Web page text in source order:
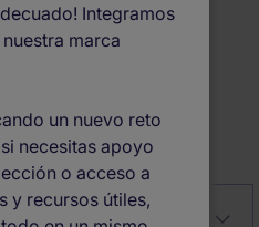
ofertas
España
alerta
Relevancia
Integramos
marca
un nuevo reto
necesitas apoyo
o acceso a
y recursos útiles,